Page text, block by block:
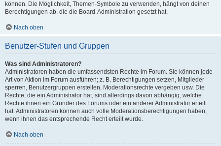
können. Die Möglichkeit, Themen-Symbole zu verwenden, hängt von deinen
Berechtigungen ab, die die Board-Administration gesetzt hat.
Nach oben
Benutzer-Stufen und Gruppen
Was sind Administratoren?
Administratoren haben die umfassendsten Rechte im Forum. Sie können jede
Art von Aktion im Forum ausführen; z. B. Berechtigungen setzen, Mitglieder
sperren, Benutzergruppen erstellen, Moderationsrechte vergeben usw. Die
Rechte, die ein Administrator hat, sind allerdings davon abhängig, welche
Rechte ihnen ein Gründer des Forums oder ein anderer Administrator erteilt
hat. Administratoren können auch volle Moderationsberechtigungen haben,
wenn ihnen das entsprechende Recht erteilt wurde.
Nach oben